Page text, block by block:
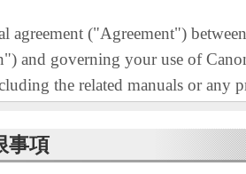
agreement ("Agreement")
and governing your use of
the related manuals or any
and multifunctional
事項